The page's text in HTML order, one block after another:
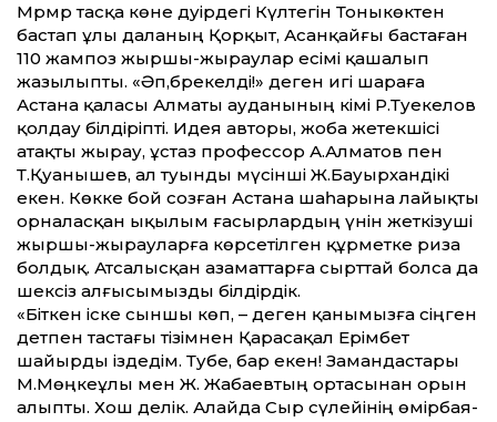
Мәрмәр тасқа көне дәуірдегі Күлтегін Тоныкөктен
бастап ұлы даланың Қорқыт, Асанқайғы бастаған
110 жампоз жыршы-жыраулар есімі қашалып
жазылыпты. «Әп,бәрекелді!» деген игі шараға
Астана қаласы Алматы ауданының әкімі Р.Тәуекелов
қолдау білдіріпті. Идея авторы, жоба жетекшісі
атақты жырау, ұстаз профессор А.Алматов пен
Т.Қуанышев, ал туынды мүсінші Ж.Бауырхандікі
екен. Көкке бой созған Астана шаһарына лайықты
орналасқан ықылым ғасырлардың үнін жеткізуші
жыршы-жырауларға көрсетілген құрметке риза
болдық. Атсалысқан азаматтарға сырттай болса да
шексіз алғысымызды білдірдік.
«Біткен іске сыншы көп, – деген қанымызға сіңген
әдетпен тастағы тізімнен Қарасақал Ерімбет
шайырды іздедім. Тәубе, бар екен! Замандастары
М.Мөңкеұлы мен Ж. Жабаевтың ортасынан орын
алыпты. Хош делік. Алайда Сыр сүлейінің өмірбая­